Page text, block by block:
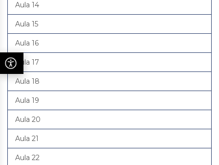
Aula 14
Aula 15
Aula 16
Aula 17
Aula 18
Aula 19
Aula 20
Aula 21
Aula 22